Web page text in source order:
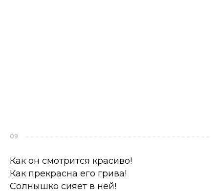
09
Как он смотрится красиво!
Как прекрасна его грива!
Солнышко сияет в ней!